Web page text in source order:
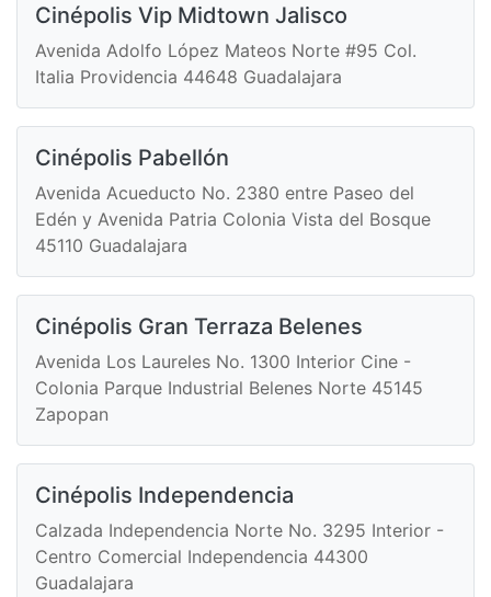
Cinépolis Vip Midtown Jalisco
Avenida Adolfo López Mateos Norte #95 Col.
Italia Providencia 44648 Guadalajara
Cinépolis Pabellón
Avenida Acueducto No. 2380 entre Paseo del
Edén y Avenida Patria Colonia Vista del Bosque
45110 Guadalajara
Cinépolis Gran Terraza Belenes
Avenida Los Laureles No. 1300 Interior Cine -
Colonia Parque Industrial Belenes Norte 45145
Zapopan
Cinépolis Independencia
Calzada Independencia Norte No. 3295 Interior -
Centro Comercial Independencia 44300
Guadalajara